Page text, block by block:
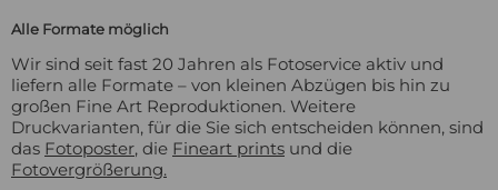
Alle Formate möglich
Wir sind seit fast 20 Jahren als Fotoservice aktiv und
liefern alle Formate – von kleinen Abzügen bis hin zu
großen Fine Art Reproduktionen. Weitere
Druckvarianten, für die Sie sich entscheiden können, sind
das Fotoposter, die Fineart prints und die
Fotovergrößerung.